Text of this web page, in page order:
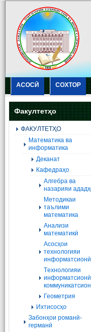
АСОСӢ СОХТОР
Факултетҳо
ФАКУЛТЕТҲО
Mатематика ва
информатика
Деканат
Кафедраҳо
Алгебра ва
назарияи
Методикаи
таълими
математика
Анализи
математикӣ
Асосҳои
технологияи
информатсионӣ
Tехнологияи
Геометрия
Ихтисосҳо
Забонҳои романӣ-
германӣ